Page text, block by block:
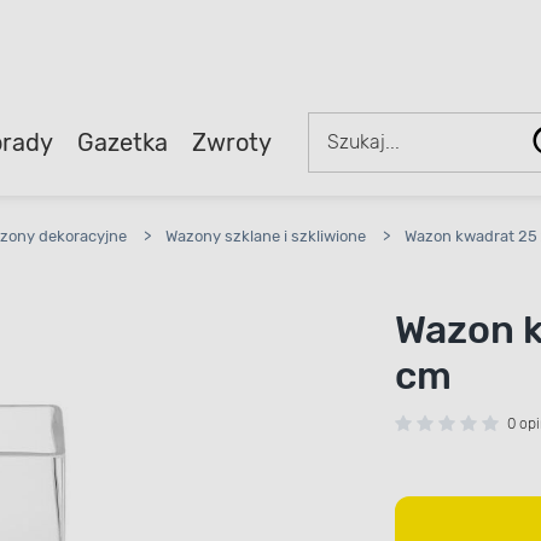
Gazetka Zwroty
dekoracyjne > Wazony szklane i szkliwione > Wazon kwadrat 25
Wazon
cm
0